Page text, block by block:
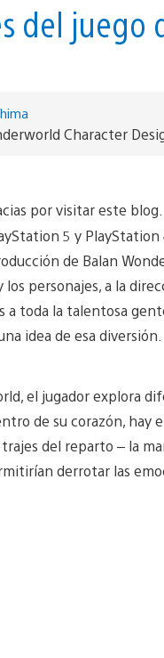
del juego
Character
por visitar este
5 y
de Balan
los personajes, a la
a toda la talentosa
idea de esa diversión.
el jugador explora
de su corazón, hay
del reparto – la
derrotar las